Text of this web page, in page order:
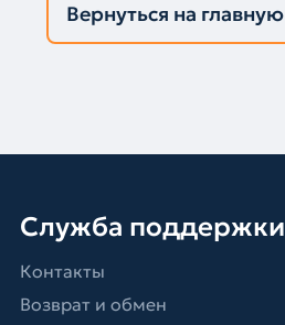
Вернуться на главную
Служба поддержки
Контакты
Возврат и обмен